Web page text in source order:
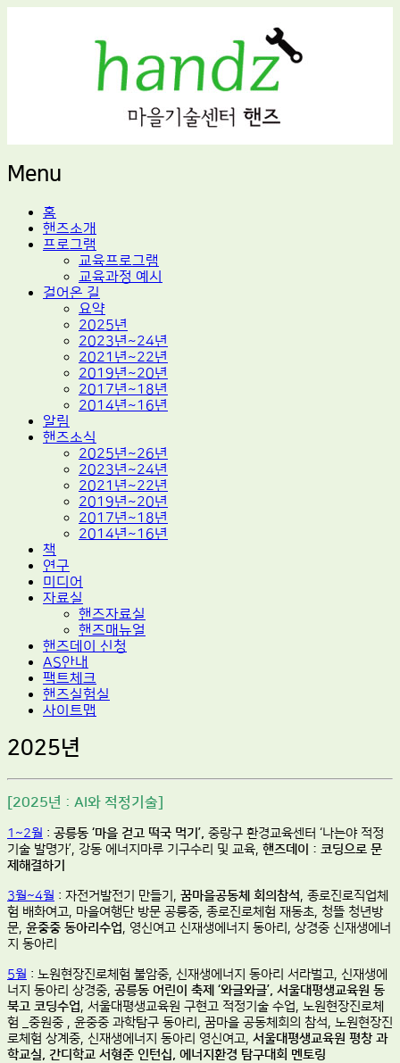
마을기술센터 핸즈
적정기술 교육
Menu
Skip
content
홈
핸즈소개
프로그램
교육프로그램
교육과정 예시
걸어온 길
요약
2025년
2023년~24년
2021년~22년
2019년~20년
2017년~18년
2014년~16년
알림
핸즈소식
2025년~26년
2023년~24년
2021년~22년
2019년~20년
2017년~18년
2014년~16년
책
연구
미디어
자료실
핸즈자료실
핸즈매뉴얼
핸즈데이 신청
AS안내
팩트체크
핸즈실험실
사이트맵
2025년
[2025년 : AI와 적정기술]
1~2월 : 공릉동 ‘마을 걷고 떡국 먹기’, 중랑구 환경교육센터 ‘나는야 적정
기술 발명가’, 강동 에너지마루 기구수리 및 교육, 핸즈데이 : 코딩으로 문
제해결하기
3월~4월 : 자전거발전기 만들기, 꿈마을공동체 회의참석, 종로진로직업체
험 배화여고, 마을여행단 방문 공릉중, 종로진로체험 재동초, 청뜰 청년방
문, 윤중중 동아리수업, 영신여고 신재생에너지 동아리, 상경중 신재생에너
지 동아리
5월 : 노원현장진로체험 불암중, 신재생에너지 동아리 서라벌고, 신재생에
너지 동아리 상경중, 공릉동 어린이 축제 ‘와글와글’, 서울대평생교육원 동
북고 코딩수업, 서울대평생교육원 구현고 적정기술 수업, 노원현장진로체
험 _중원중 , 윤중중 과학탐구 동아리, 꿈마을 공동체회의 참석, 노원현장진
로체험 상계중, 신재생에너지 동아리 영신여고, 서울대평생교육원 평창 과
학교실, 간디학교 서형준 인턴십, 에너지환경 탐구대회 멘토링